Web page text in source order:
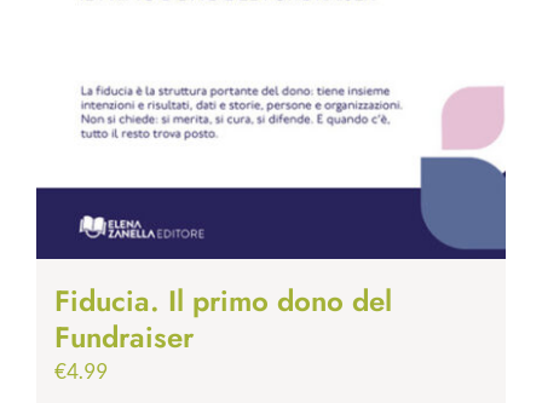
Fiducia. Il primo dono del
Fundraiser
€4.99